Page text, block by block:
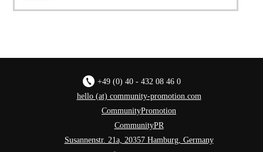
+49 (0) 40 - 432 08 46 0
hello (at) community-promotion.com
CommunityPromotion
CommunityPR
Susannenstr. 21a, 20357 Hamburg, Germany